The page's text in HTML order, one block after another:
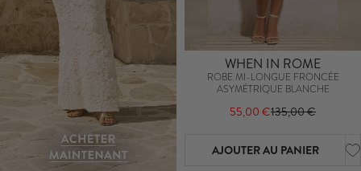
WHEN IN ROME
ROBE MI-LONGUE FRONCÉE
ASYMÉTRIQUE BLANCHE
55,00 €135,00 €
AJOUTER AU PANIER